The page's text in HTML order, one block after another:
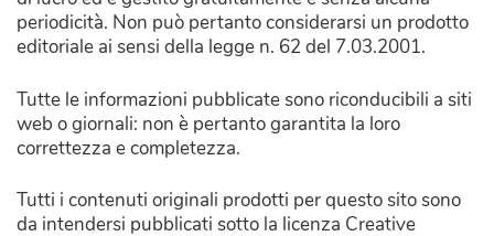
periodicità. Non può pertanto considerarsi un prodotto
editoriale ai sensi della legge n. 62 del 7.03.2001.
Tutte le informazioni pubblicate sono riconducibili a siti
web o giornali: non è pertanto garantita la loro
correttezza e completezza.
Tutti i contenuti originali prodotti per questo sito sono
da intendersi pubblicati sotto la licenza Creative